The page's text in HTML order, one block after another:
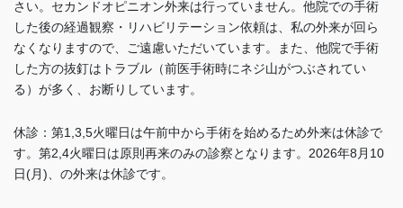
さい。セカンドオピニオン外来は行っていません。他院での手術
した後の経過観察・リハビリテーション依頼は、私の外来が回ら
なくなりますので、ご遠慮いただいています。また、他院で手術
した方の抜釘はトラブル（前医手術時にネジ山がつぶされてい
る）が多く、お断りしています。
休診：第1,3,5火曜日は午前中から手術を始めるため外来は休診で
す。 第2,4火曜日は原則再来のみの診察となります。2026年8月10
日(月)、の外来は休診です。